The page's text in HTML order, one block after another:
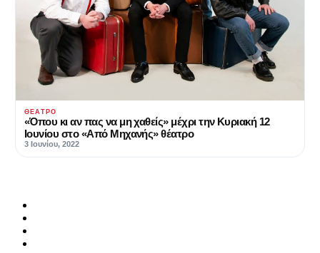
ΘΈΑΤΡΟ
«Όπου κι αν πας να μη χαθείς» μέχρι την Κυριακή 12
Ιουνίου στο «Από Μηχανής» θέατρο
3 Ιουνίου, 2022